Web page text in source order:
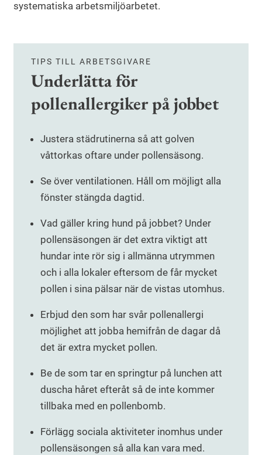
systematiska arbetsmiljöarbetet.
TIPS TILL ARBETSGIVARE
Underlätta för
pollenallergiker på jobbet
Justera städrutinerna så att golven
våttorkas oftare under pollensäsong.
Se över ventilationen. Håll om möjligt alla
fönster stängda dagtid.
Vad gäller kring hund på jobbet? Under
pollensäsongen är det extra viktigt att
hundar inte rör sig i allmänna utrymmen
och i alla lokaler eftersom de får mycket
pollen i sina pälsar när de vistas utomhus.
Erbjud den som har svår pollenallergi
möjlighet att jobba hemifrån de dagar då
det är extra mycket pollen.
Be de som tar en springtur på lunchen att
duscha håret efteråt så de inte kommer
tillbaka med en pollenbomb.
Förlägg sociala aktiviteter inomhus under
pollensäsongen så alla kan vara med.